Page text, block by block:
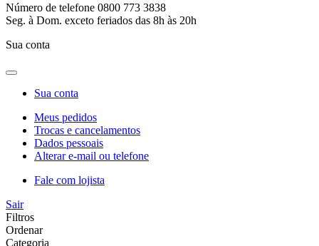
Número de telefone 0800 773 3838
Seg. à Dom. exceto feriados das 8h às 20h
Sua conta
Sua conta
Meus pedidos
Trocas e cancelamentos
Dados pessoais
Alterar e-mail ou telefone
Fale com lojista
Sair
Filtros
Ordenar
Categoria